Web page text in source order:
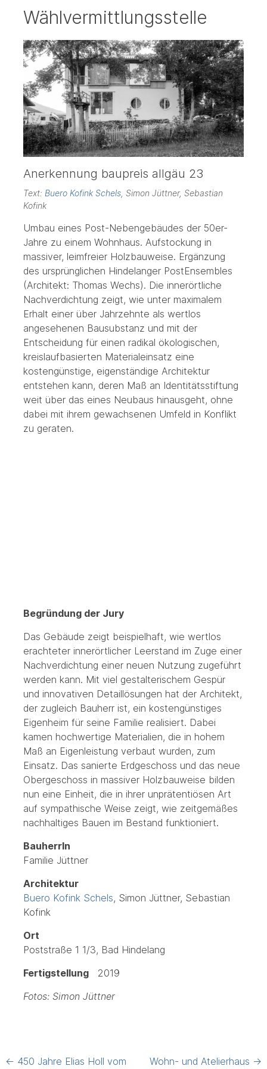
Wählvermittlungsstelle
Anerkennung baupreis allgäu 23
Text: Buero Kofink Schels, Simon Jüttner, Sebastian
Kofink
Umbau eines Post-Nebengebäudes der 50er-
Jahre zu einem Wohnhaus. Aufstockung in
massiver, leimfreier Holzbauweise. Ergänzung
des ursprünglichen Hindelanger PostEnsembles
(Architekt: Thomas Wechs). Die innerörtliche
Nachverdichtung zeigt, wie unter maximalem
Erhalt einer über Jahrzehnte als wertlos
angesehenen Bausubstanz und mit der
Entscheidung für einen radikal ökologischen,
kreislaufbasierten Materialeinsatz eine
kostengünstige, eigenständige Architektur
entstehen kann, deren Maß an Identitätsstiftung
weit über das eines Neubaus hinausgeht, ohne
dabei mit ihrem gewachsenen Umfeld in Konflikt
zu geraten.
Begründung der Jury
Das Gebäude zeigt beispielhaft, wie wertlos
erachteter innerörtlicher Leerstand im Zuge einer
Nachverdichtung einer neuen Nutzung zugeführt
werden kann. Mit viel gestalterischem Gespür
und innovativen Detaillösungen hat der Architekt,
der zugleich Bauherr ist, ein kostengünstiges
Eigenheim für seine Familie realisiert. Dabei
kamen hochwertige Materialien, die in hohem
Maß an Eigenleistung verbaut wurden, zum
Einsatz. Das sanierte Erdgeschoss und das neue
Obergeschoss in massiver Holzbauweise bilden
nun eine Einheit, die in ihrer unprätentiösen Art
auf sympathische Weise zeigt, wie zeitgemäßes
nachhaltiges Bauen im Bestand funktioniert.
BauherrIn
Familie Jüttner
Architektur
Buero Kofink Schels, Simon Jüttner, Sebastian
Kofink
Ort
Poststraße 1 1/3, Bad Hindelang
Fertigstellung2019
Fotos: Simon Jüttner
Post
← 450 Jahre Elias Holl vom Wohn- und Atelierhaus →